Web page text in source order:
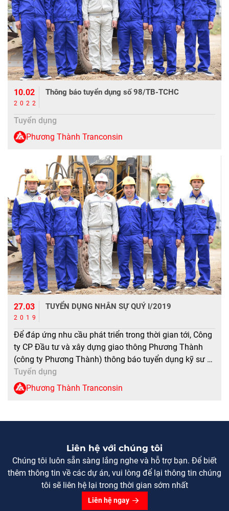
10.02
2022
Thông báo tuyển dụng số 98/TB-TCHC
Tuyển dụng
Phương Thành Tranconsin
27.03
2019
TUYỂN DỤNG NHÂN SỰ QUÝ I/2019
Để đáp ứng nhu cầu phát triển trong thời gian tới, Công
ty CP Đầu tư và xây dựng giao thông Phương Thành
(công ty Phương Thành) thông báo tuyển dụng kỹ sư
quý 1 năm 2019 như sau: Số lượng và tiêu chuẩn: – Số
lượng tuyển dụng: + 10 kỹ sư ngành kỹ […]
Tuyển dụng
Phương Thành Tranconsin
Liên hệ với chúng tôi
Chúng tôi luôn sẵn sàng lắng nghe và hỗ trợ bạn. Để biết
thêm thông tin về các dự án, vui lòng để lại thông tin chúng
tôi sẽ liên hệ lại trong thời gian sớm nhất
Liên hệ ngay